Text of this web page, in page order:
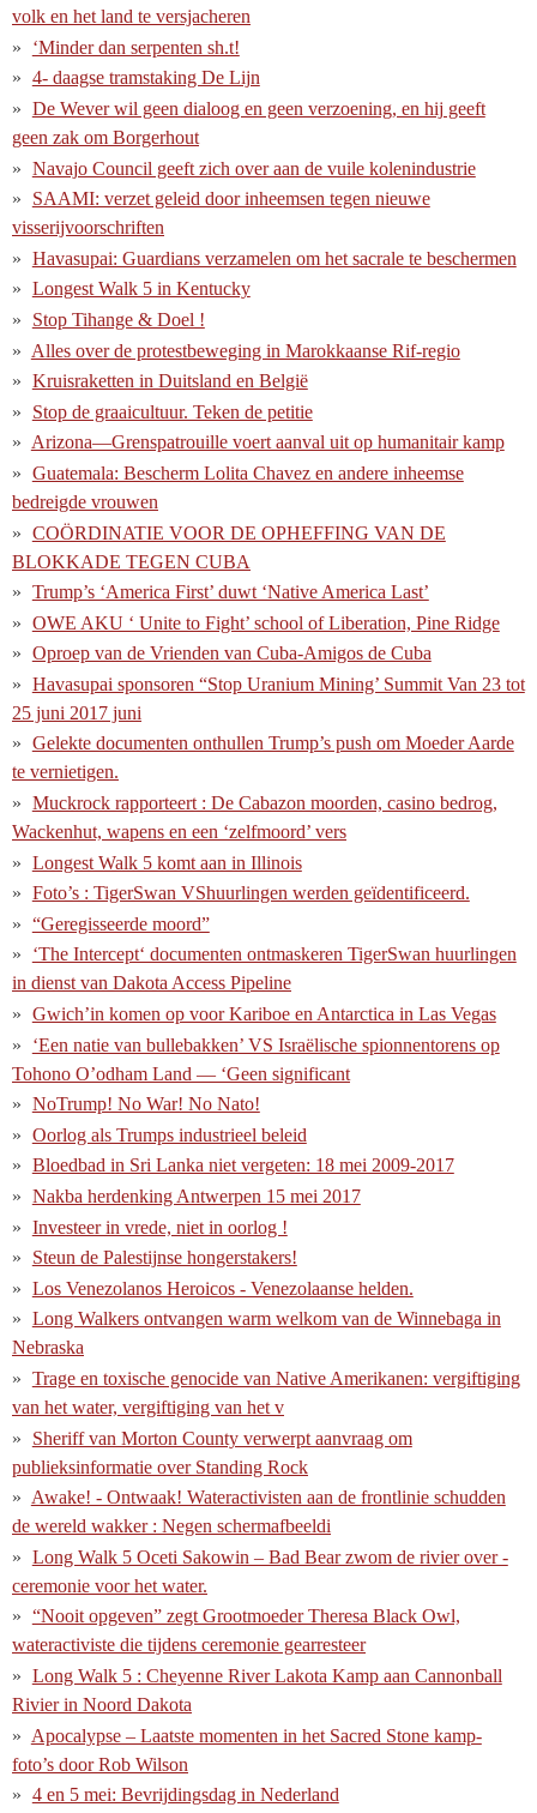
volk en het land te versjacheren
‘Minder dan serpenten sh.t!
4- daagse tramstaking De Lijn
De Wever wil geen dialoog en geen verzoening, en hij geeft
geen zak om Borgerhout
Navajo Council geeft zich over aan de vuile kolenindustrie
SAAMI: verzet geleid door inheemsen tegen nieuwe
visserijvoorschriften
Havasupai: Guardians verzamelen om het sacrale te beschermen
Longest Walk 5 in Kentucky
Stop Tihange & Doel !
Alles over de protestbeweging in Marokkaanse Rif-regio
Kruisraketten in Duitsland en België
Stop de graaicultuur. Teken de petitie
Arizona—Grenspatrouille voert aanval uit op humanitair kamp
Guatemala: Bescherm Lolita Chavez en andere inheemse
bedreigde vrouwen
COÖRDINATIE VOOR DE OPHEFFING VAN DE
BLOKKADE TEGEN CUBA
Trump’s ‘America First’ duwt ‘Native America Last’
OWE AKU ‘ Unite to Fight’ school of Liberation, Pine Ridge
Oproep van de Vrienden van Cuba-Amigos de Cuba
Havasupai sponsoren “Stop Uranium Mining’ Summit Van 23 tot
25 juni 2017 juni
Gelekte documenten onthullen Trump’s push om Moeder Aarde
te vernietigen.
Muckrock rapporteert : De Cabazon moorden, casino bedrog,
Wackenhut, wapens en een ‘zelfmoord’ vers
Longest Walk 5 komt aan in Illinois
Foto’s : TigerSwan VShuurlingen werden geïdentificeerd.
“Geregisseerde moord”
‘The Intercept‘ documenten ontmaskeren TigerSwan huurlingen
in dienst van Dakota Access Pipeline
Gwich’in komen op voor Kariboe en Antarctica in Las Vegas
‘Een natie van bullebakken’ VS Israëlische spionnentorens op
Tohono O’odham Land — ‘Geen significant
NoTrump! No War! No Nato!
Oorlog als Trumps industrieel beleid
Bloedbad in Sri Lanka niet vergeten: 18 mei 2009-2017
Nakba herdenking Antwerpen 15 mei 2017
Investeer in vrede, niet in oorlog !
Steun de Palestijnse hongerstakers!
Los Venezolanos Heroicos - Venezolaanse helden.
Long Walkers ontvangen warm welkom van de Winnebaga in
Nebraska
Trage en toxische genocide van Native Amerikanen: vergiftiging
van het water, vergiftiging van het v
Sheriff van Morton County verwerpt aanvraag om
publieksinformatie over Standing Rock
Awake! - Ontwaak! Wateractivisten aan de frontlinie schudden
de wereld wakker : Negen schermafbeeldi
Long Walk 5 Oceti Sakowin – Bad Bear zwom de rivier over -
ceremonie voor het water.
“Nooit opgeven” zegt Grootmoeder Theresa Black Owl,
wateractiviste die tijdens ceremonie gearresteer
Long Walk 5 : Cheyenne River Lakota Kamp aan Cannonball
Rivier in Noord Dakota
Apocalypse – Laatste momenten in het Sacred Stone kamp-
foto’s door Rob Wilson
4 en 5 mei: Bevrijdingsdag in Nederland